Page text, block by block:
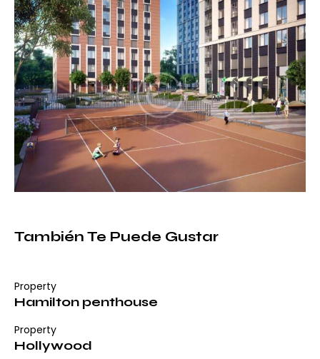
También Te Puede Gustar
Property
Hamilton penthouse
Property
Hollywood